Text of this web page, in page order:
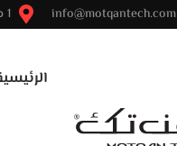
info@motqantech.com